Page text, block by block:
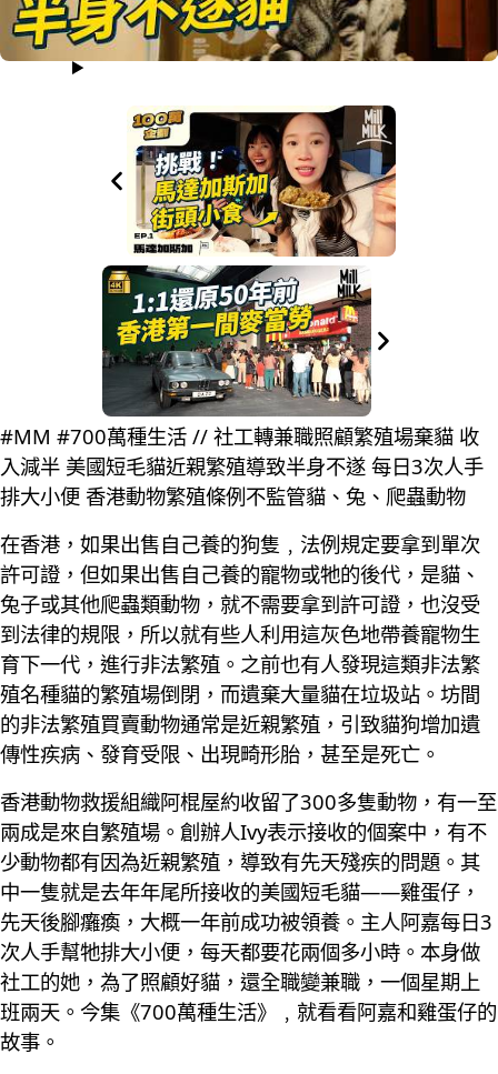
#MM #700萬種生活 // 社工轉兼職照顧繁殖場棄貓 收
入減半 美國短毛貓近親繁殖導致半身不遂 每日3次人手
排大小便 香港動物繁殖條例不監管貓、兔、爬蟲動物
在香港，如果出售自己養的狗隻﹐法例規定要拿到單次
許可證，但如果出售自己養的寵物或牠的後代，是貓、
兔子或其他爬蟲類動物，就不需要拿到許可證，也沒受
到法律的規限，所以就有些人利用這灰色地帶養寵物生
育下一代，進行非法繁殖。之前也有人發現這類非法繁
殖名種貓的繁殖場倒閉，而遺棄大量貓在垃圾站。坊間
的非法繁殖買賣動物通常是近親繁殖，引致貓狗增加遺
傳性疾病、發育受限、出現畸形胎，甚至是死亡。
香港動物救援組織阿棍屋約收留了300多隻動物，有一至
兩成是來自繁殖場。創辦人Ivy表示接收的個案中，有不
少動物都有因為近親繁殖，導致有先天殘疾的問題。其
中一隻就是去年年尾所接收的美國短毛貓——雞蛋仔，
先天後腳癱瘓，大概一年前成功被領養。主人阿嘉每日3
次人手幫牠排大小便，每天都要花兩個多小時。本身做
社工的她，為了照顧好貓，還全職變兼職，一個星期上
班兩天。今集《700萬種生活》﹐就看看阿嘉和雞蛋仔的
故事。